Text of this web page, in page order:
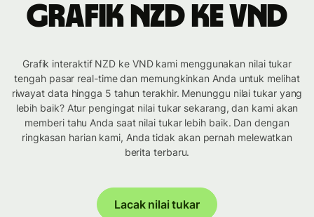
Grafik NZD ke VND
Grafik interaktif NZD ke VND kami menggunakan nilai tukar
tengah pasar real-time dan memungkinkan Anda untuk melihat
riwayat data hingga 5 tahun terakhir. Menunggu nilai tukar yang
lebih baik? Atur pengingat nilai tukar sekarang, dan kami akan
memberi tahu Anda saat nilai tukar lebih baik. Dan dengan
ringkasan harian kami, Anda tidak akan pernah melewatkan
berita terbaru.
Lacak nilai tukar